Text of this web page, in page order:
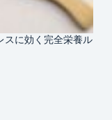
スに効く完全栄養ル